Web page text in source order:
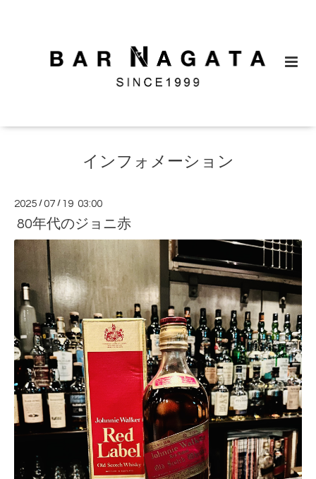
インフォメーション
2025 /07 / 19 03:00
80年代のジョニ赤